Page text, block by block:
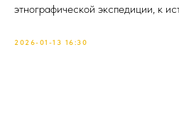
этнографической экспедиции, к
2026-01-13 16:30